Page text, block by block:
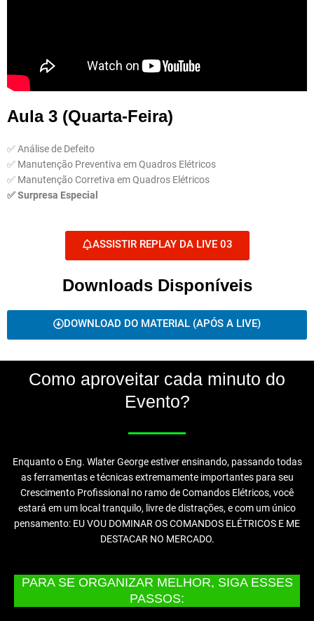
Aula 3 (Quarta-Feira)
✅ Análise de Defeito
✅ Manutenção Preventiva em Quadros Elétricos
✅ Manutenção Corretiva em Quadros Elétricos
✅ Surpresa Especial
ASSISTIR REPLAY DA LIVE 03
Downloads Disponíveis
DOWNLOAD DO MATERIAL (APÓS A LIVE)
Como aproveitar cada minuto do
Evento?
Enquanto o Eng. Wlater George estiver ensinando, passando todas
as ferramentas e técnicas extremamente importantes para seu
Crescimento Profissional no ramo de Comandos Elétricos, você
estará em um local tranquilo, livre de distrações, e com um único
pensamento: EU VOU DOMINAR OS COMANDOS ELÉTRICOS E ME
DESTACAR NO MERCADO.
PARA SE ORGANIZAR MELHOR, SIGA ESSES
PASSOS: